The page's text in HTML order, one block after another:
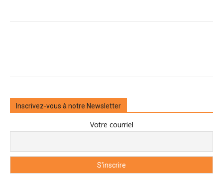
Inscrivez-vous à notre Newsletter
Votre courriel